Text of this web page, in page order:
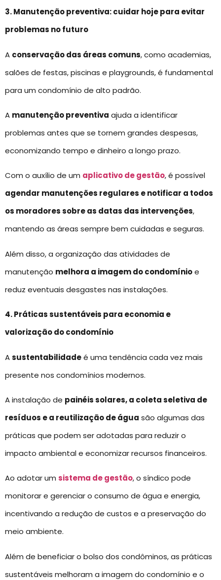
3. Manutenção preventiva: cuidar hoje para evitar
problemas no futuro
A conservação das áreas comuns, como academias,
salões de festas, piscinas e playgrounds, é fundamental
para um condomínio de alto padrão.
A manutenção preventiva ajuda a identificar
problemas antes que se tornem grandes despesas,
economizando tempo e dinheiro a longo prazo.
Com o auxílio de um aplicativo de gestão, é possível
agendar manutenções regulares e notificar a todos
os moradores sobre as datas das intervenções,
mantendo as áreas sempre bem cuidadas e seguras.
Além disso, a organização das atividades de
manutenção melhora a imagem do condomínioe
reduz eventuais desgastes nas instalações.
4. Práticas sustentáveis para economia e
valorização do condomínio
Asustentabilidadeé uma tendência cada vez mais
presente nos condomínios modernos.
A instalação de painéis solares, a coleta seletiva de
resíduos e a reutilização de água são algumas das
práticas que podem ser adotadas para reduzir o
impacto ambiental e economizar recursos financeiros.
Ao adotar um sistema de gestão, o síndico pode
monitorar e gerenciar o consumo de água e energia,
incentivando a redução de custos e a preservação do
meio ambiente.
Além de beneficiar o bolso dos condôminos, as práticas
sustentáveis melhoram a imagem do condomínio e o